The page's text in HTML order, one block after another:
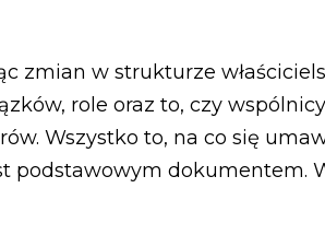
zmian w strukturze
role oraz to, czy
Wszystko to, na co się
podstawowym dokumentem.